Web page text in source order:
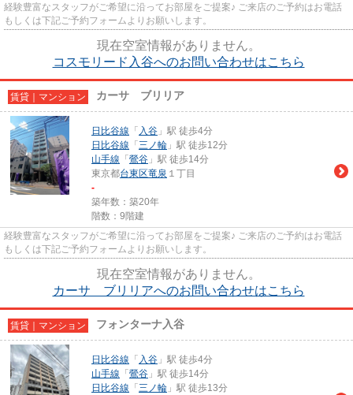
経験豊富なスタッフがご希望に沿ってお部屋をご提案♪ ご来店のご予約はお電話
もしくは下記ご予約フォームよりお願いします。
現在空室情報がありません。
コスモリード入谷へのお問い合わせはこちら
賃貸｜マンション カーサ ブリリア
日比谷線 「 入谷 」駅 徒歩4分
日比谷線 「 三ノ輪 」駅 徒歩12分
山手線 「 鶯谷 」駅 徒歩14分
東京都台東区竜泉 １丁目
-
築年数：築20年
階数：9階建
経験豊富なスタッフがご希望に沿ってお部屋をご提案♪ ご来店のご予約はお電話
もしくは下記ご予約フォームよりお願いします。
現在空室情報がありません。
カーサ ブリリアへのお問い合わせはこちら
賃貸｜マンション フォンターナ入谷
日比谷線 「 入谷 」駅 徒歩4分
山手線 「 鶯谷 」駅 徒歩14分
日比谷線 「 三ノ輪 」駅 徒歩13分